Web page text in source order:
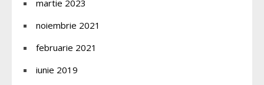
martie 2023
noiembrie 2021
februarie 2021
iunie 2019